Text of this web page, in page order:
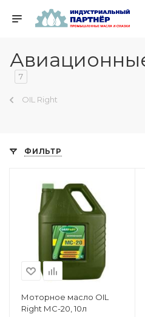
7
OIL Right
ФИЛЬТР
Моторное масло OIL
Right МС-20, 10л